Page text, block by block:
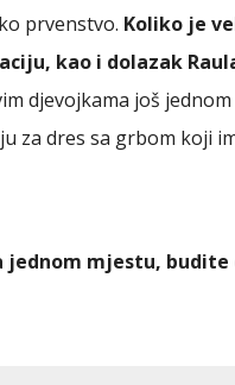
prvenstvo. Koliko je
kao i dolazak
djevojkama još
za dres sa grbom koji
mjestu, budite